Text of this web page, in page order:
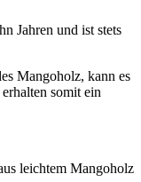
Jahren und ist stets
Mangoholz, kann es
somit ein
leichtem Mangoholz